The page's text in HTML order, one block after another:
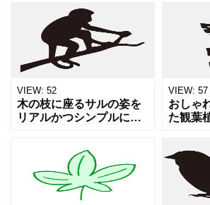
スト素材です。林業や森
林浴、エコロジーをテー
マにしたコンテンツのほ
か、冬のシーズンにはク
リスマ
イラス
イキン
といっ
の告知
VIEW: 52
木の枝に座るサルの姿を
リアルかつシンプルに描
境、動物園、干支、ジャ
ングルなどを象徴するビ
ジュアルとして活用でき
VIEW: 57
おしゃ
た観葉
ラルな
いデザ
す。カ
インテ